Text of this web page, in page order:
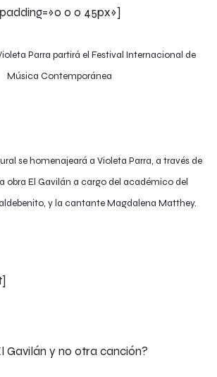
0 0 45px»]
Parra partirá el Festival Internacional de
Música Contemporánea
se homenajeará a Violeta Parra, a través de
obra El Gavilán a cargo del académico del
y la cantante Magdalena Matthey.
Gavilán y no otra canción?